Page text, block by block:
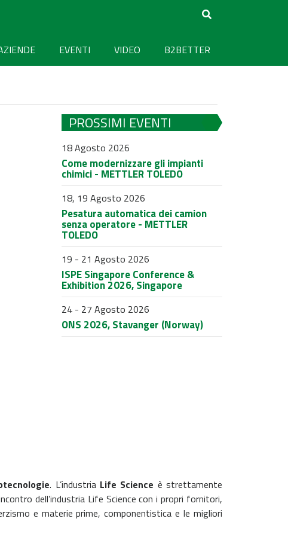
EVENTI VIDEO B2BETTER
PROSSIMI EVENTI
18 Agosto 2026
Come modernizzare gli impianti
chimici - METTLER TOLEDO
18, 19 Agosto 2026
Pesatura automatica dei camion
senza operatore - METTLER
TOLEDO
19 - 21 Agosto 2026
ISPE Singapore Conference &
Exhibition 2026, Singapore
24 - 27 Agosto 2026
ONS 2026, Stavanger (Norway)
. L’industria Life Science è strettamente
dell’industria Life Science con i propri fornitori,
e materie prime, componentistica e le migliori